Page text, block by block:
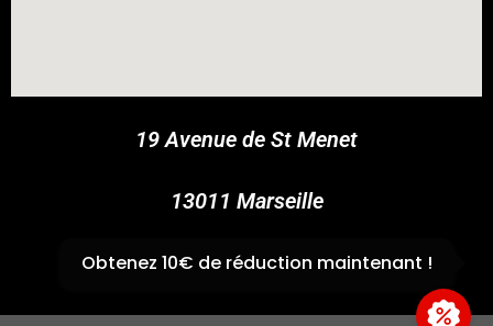
19 Avenue de St Menet
13011 Marseille
✆04 91 44 45 46
Obtenez 10€ de réduction maintenant !